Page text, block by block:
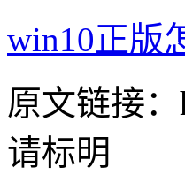
win10正版
原文链接
请标明